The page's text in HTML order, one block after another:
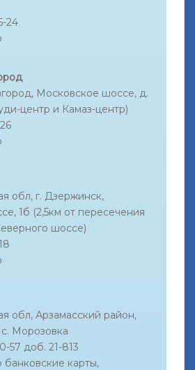
24
Московское шоссе, д.
центр и Камаз-центр)
обл, г. Дзержинск,
1б (2,5км от пересечения
шоссе)
обл, Арзамасский район,
Морозовка
57 доб. 21-813
банковские карты,